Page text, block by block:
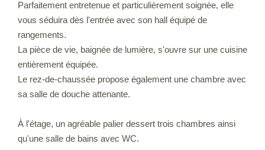
Parfaitement entretenue et particulièrement soignée, elle
vous séduira dès l'entrée avec son hall équipé de
rangements.
La pièce de vie, baignée de lumière, s'ouvre sur une cuisine
entièrement équipée.
Le rez-de-chaussée propose également une chambre avec
sa salle de douche attenante.
À l'étage, un agréable palier dessert trois chambres ainsi
qu'une salle de bains avec WC.